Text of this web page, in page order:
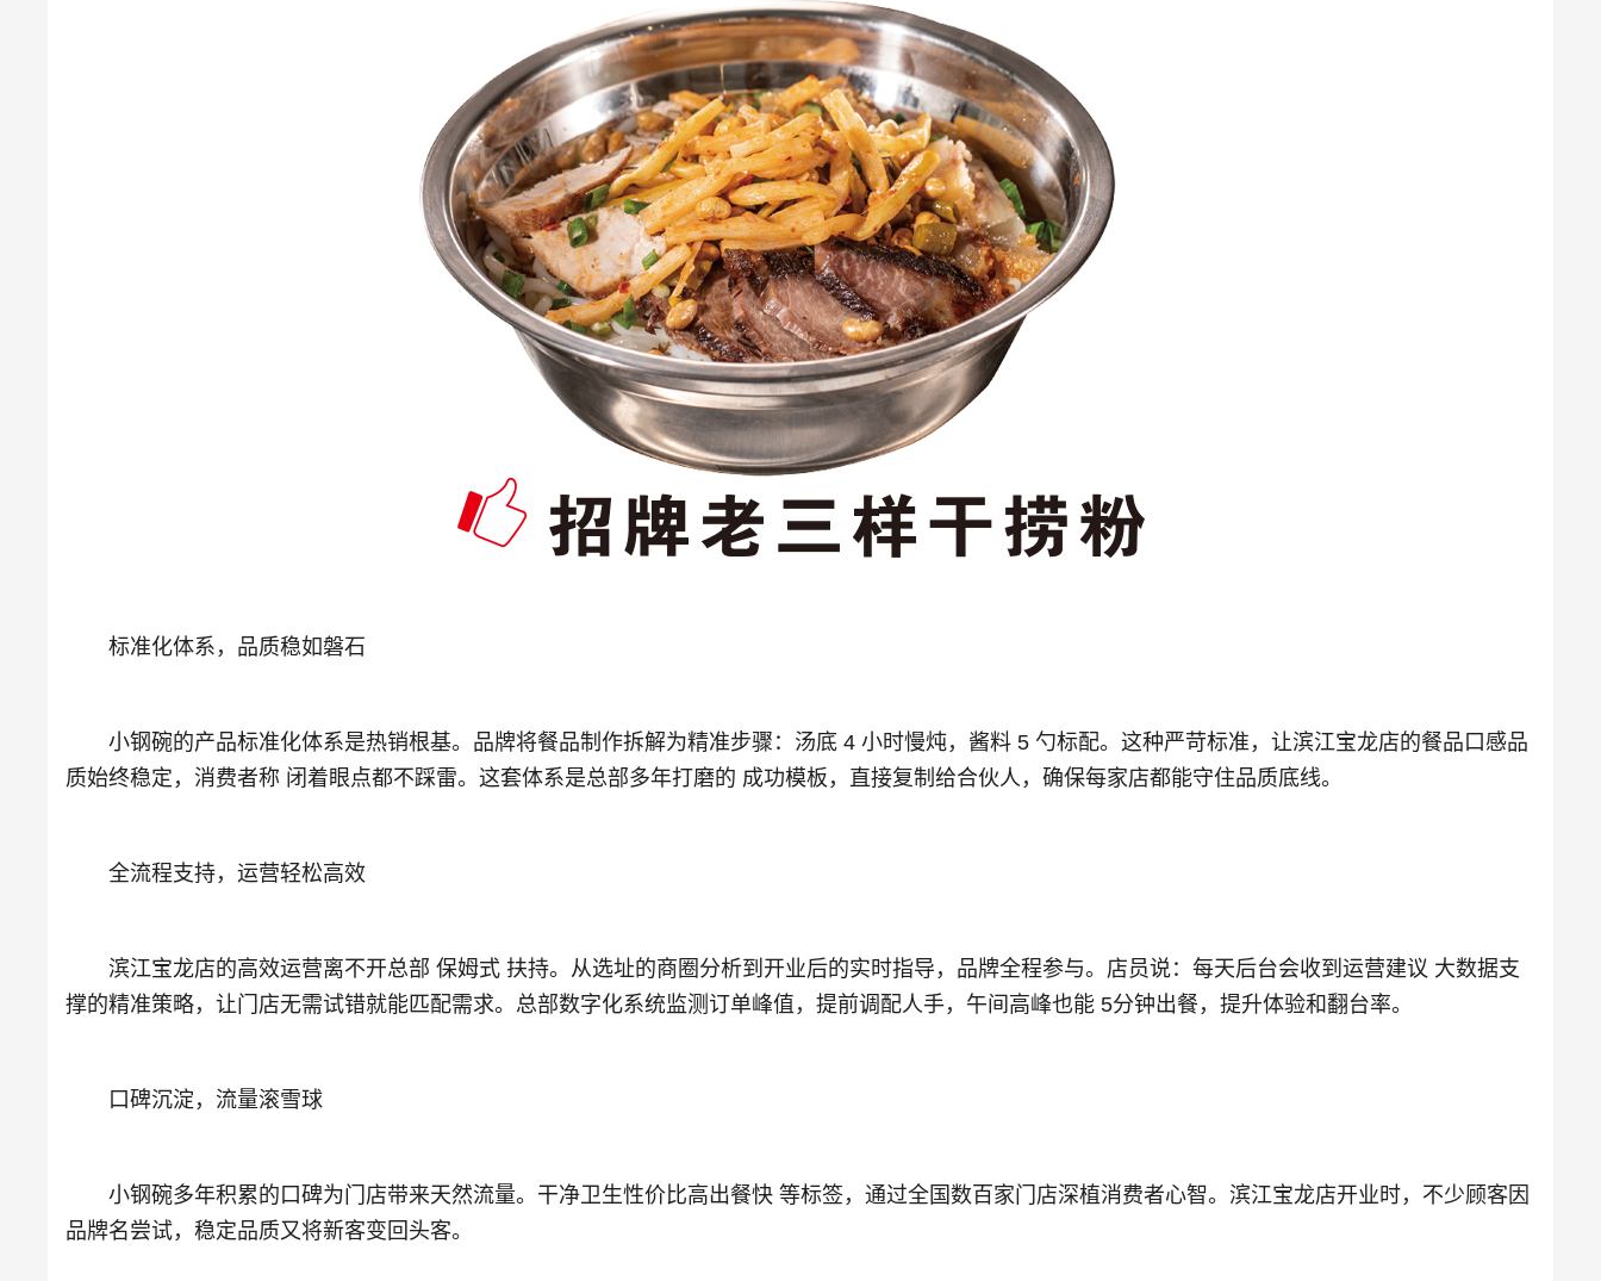
标准化体系，品质稳如磐石
小钢碗的产品标准化体系是热销根基。品牌将餐品制作拆解为精准步骤：汤底 4 小时慢炖，酱料 5 勺标配。这种严苛标准，让滨江宝龙店的餐品口感品
质始终稳定，消费者称 闭着眼点都不踩雷。这套体系是总部多年打磨的 成功模板，直接复制给合伙人，确保每家店都能守住品质底线。
全流程支持，运营轻松高效
滨江宝龙店的高效运营离不开总部 保姆式 扶持。从选址的商圈分析到开业后的实时指导，品牌全程参与。店员说：每天后台会收到运营建议 大数据支
撑的精准策略，让门店无需试错就能匹配需求。总部数字化系统监测订单峰值，提前调配人手，午间高峰也能 5分钟出餐，提升体验和翻台率。
口碑沉淀，流量滚雪球
小钢碗多年积累的口碑为门店带来天然流量。干净卫生性价比高出餐快 等标签，通过全国数百家门店深植消费者心智。滨江宝龙店开业时，不少顾客因
品牌名尝试，稳定品质又将新客变回头客。